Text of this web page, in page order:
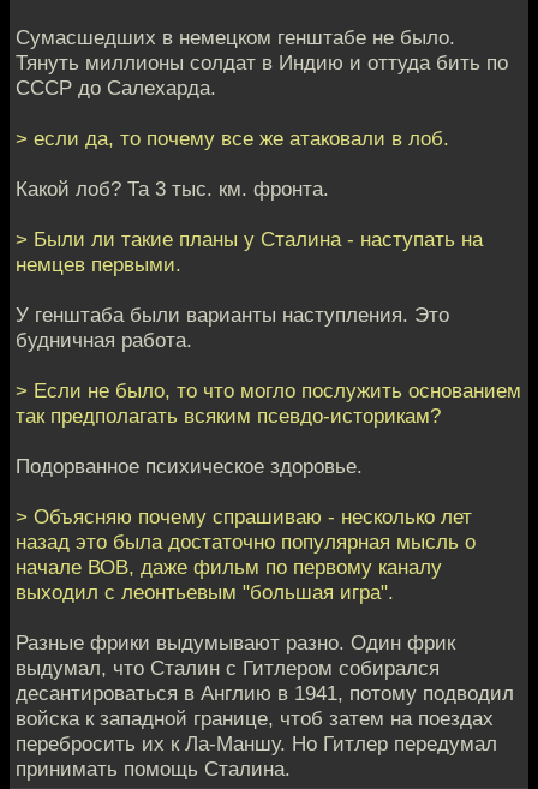
Сумасшедших в немецком генштабе не было.
Тянуть миллионы солдат в Индию и оттуда бить по
СССР до Салехарда.
> если да, то почему все же атаковали в лоб.
Какой лоб? Та 3 тыс. км. фронта.
> Были ли такие планы у Сталина - наступать на
немцев первыми.
У генштаба были варианты наступления. Это
будничная работа.
> Если не было, то что могло послужить основанием
так предполагать всяким псевдо-историкам?
Подорванное психическое здоровье.
> Объясняю почему спрашиваю - несколько лет
назад это была достаточно популярная мысль о
начале ВОВ, даже фильм по первому каналу
выходил с леонтьевым "большая игра".
Разные фрики выдумывают разно. Один фрик
выдумал, что Сталин с Гитлером собирался
десантироваться в Англию в 1941, потому подводил
войска к западной границе, чтоб затем на поездах
перебросить их к Ла-Маншу. Но Гитлер передумал
принимать помощь Сталина.